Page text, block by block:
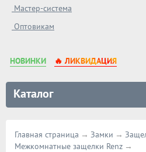
Мастер-система
Оптовикам
НОВИНКИ 🔥 ЛИКВИДАЦИЯ
Каталог
Главная страница Замки
Межкомнатные защелки Renz